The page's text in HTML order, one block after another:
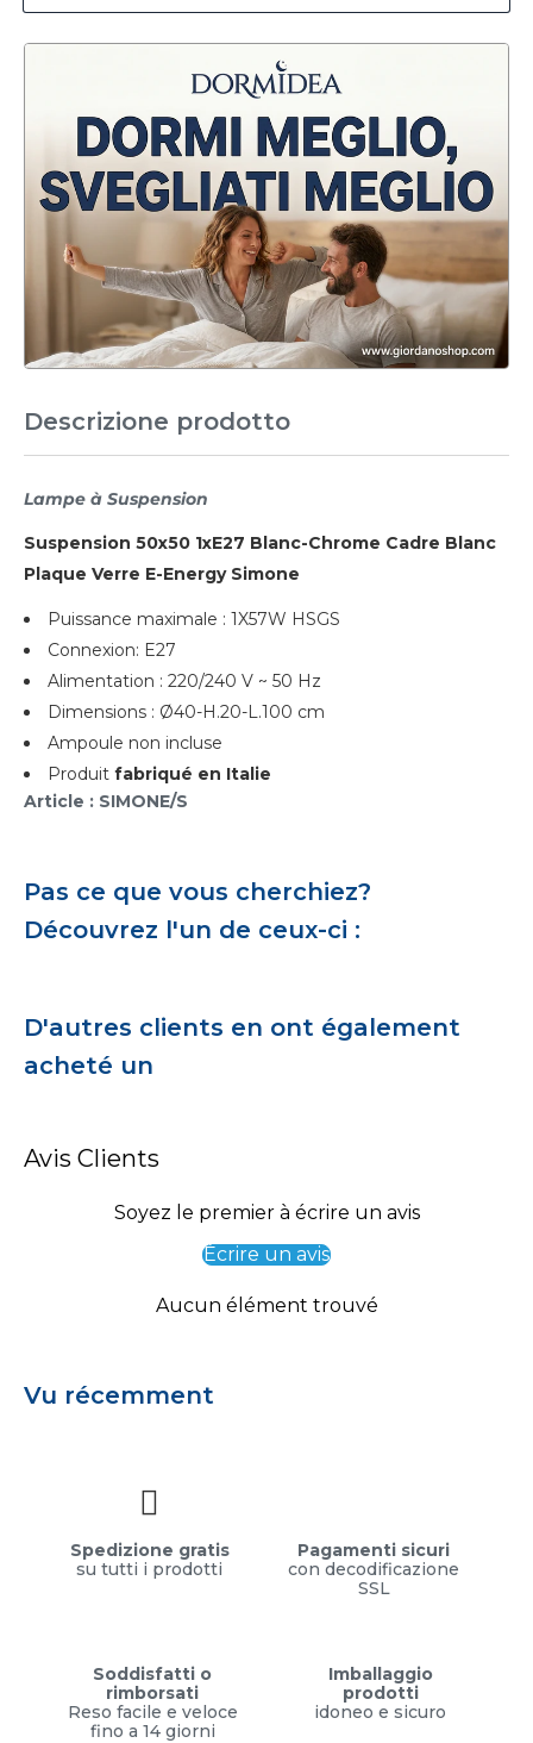
Descrizione prodotto
Lampe à Suspension
Suspension 50x50 1xE27 Blanc-Chrome Cadre Blanc
Plaque Verre E-Energy Simone
Puissance maximale : 1X57W HSGS
Connexion: E27
Alimentation : 220/240 V ~ 50 Hz
Dimensions : Ø40-H.20-L.100 cm
Ampoule non incluse
Produit fabriqué en Italie
Article : SIMONE/S
Pas ce que vous cherchiez?
Découvrez l'un de ceux-ci :
D'autres clients en ont également
acheté un
Avis Clients
Soyez le premier à écrire un avis
Écrire un avis
Aucun élément trouvé
Vu récemment
Spedizione gratis
su tutti i prodotti
Pagamenti sicuri
con decodificazione
SSL
Soddisfatti o
rimborsati
Reso facile e veloce
fino a 14 giorni
Imballaggio
prodotti
idoneo e sicuro